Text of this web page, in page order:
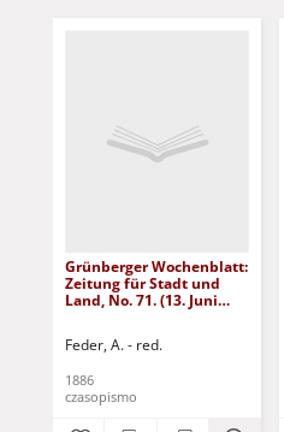
Grünberger Wochenblatt:
Zeitung für Stadt und
Land, No. 71. (13. Juni
Feder, A. - red.
1886
czasopismo